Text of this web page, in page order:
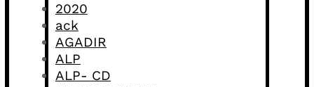
2020
ack
AGADIR
ALP
ALP- CD